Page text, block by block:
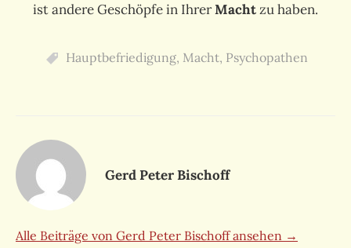
ist andere Geschöpfe in IhrerMachtzu haben.
Hauptbefriedigung, Macht, Psychopathen
Gerd Peter Bischoff
Alle Beiträge von Gerd Peter Bischoff ansehen →